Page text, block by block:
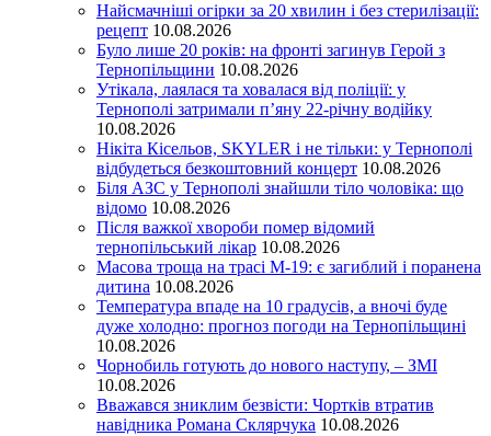
Найсмачніші огірки за 20 хвилин і без стерилізації:
рецепт 10.08.2026
Було лише 20 років: на фронті загинув Герой з
Тернопільщини 10.08.2026
Утікала, лаялася та ховалася від поліції: у
Тернополі затримали п’яну 22-річну водійку
10.08.2026
Нікіта Кісельов, SKYLER і не тільки: у Тернополі
відбудеться безкоштовний концерт 10.08.2026
Біля АЗС у Тернополі знайшли тіло чоловіка: що
відомо 10.08.2026
Після важкої хвороби помер відомий
тернопільський лікар 10.08.2026
Масова троща на трасі М-19: є загиблий і поранена
дитина 10.08.2026
Температура впаде на 10 градусів, а вночі буде
дуже холодно: прогноз погоди на Тернопільщині
10.08.2026
Чорнобиль готують до нового наступу, – ЗМІ
10.08.2026
Вважався зниклим безвісти: Чортків втратив
навідника Романа Склярчука 10.08.2026